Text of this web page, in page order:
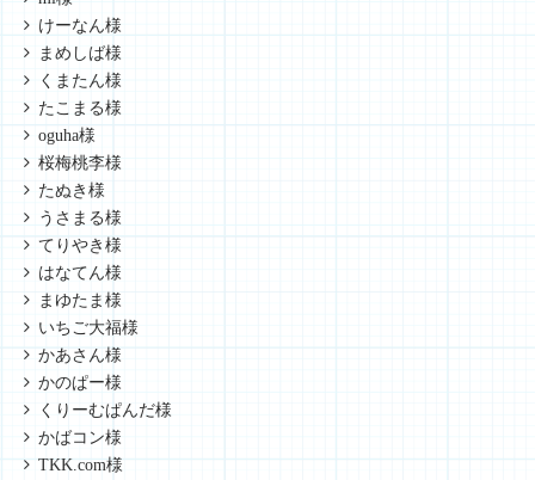
けーなん様
まめしば様
くまたん様
たこまる様
oguha様
桜梅桃李様
たぬき様
うさまる様
てりやき様
はなてん様
まゆたま様
いちご大福様
かあさん様
かのぱー様
くりーむぱんだ様
かばコン様
TKK.com様